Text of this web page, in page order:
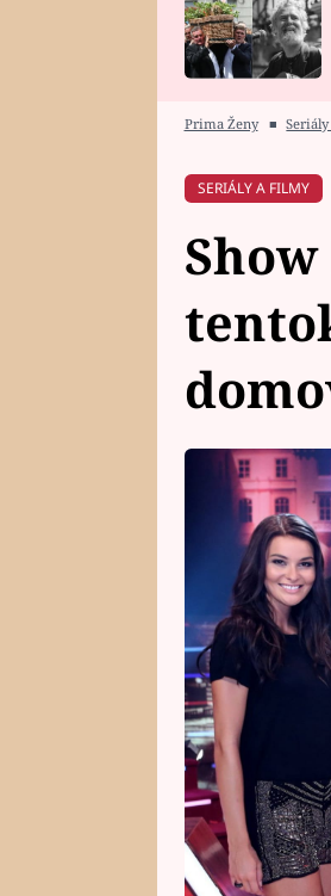
HOROSKOP NA
Prima Ženy ■
SERIÁLY A FILMY